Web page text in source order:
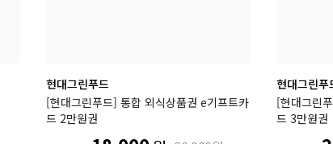
현대그린푸드
[현대그린푸드] 통합 외식상품권 e기프트카
드 2만원권
현대그린푸
[현대그린
드 3만원권